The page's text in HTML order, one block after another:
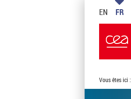
EN FR
Vous êtes ici :